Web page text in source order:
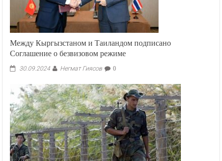
Между Кыргызстаном и Таиландом подписано
Соглашение о безвизовом режиме
30.09.2024 Негмат Гиясов 0